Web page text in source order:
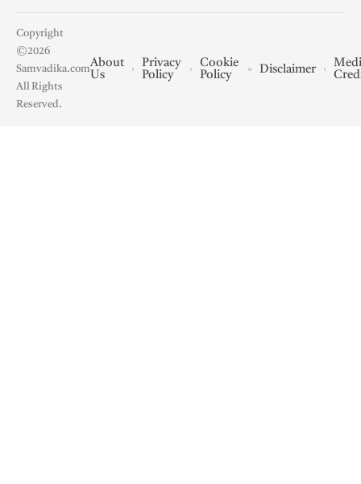
Copyright
©2026
Samvadika.com
All Rights
Reserved.
About
Us
Privacy
Policy
Cookie
Policy
Disclaimer